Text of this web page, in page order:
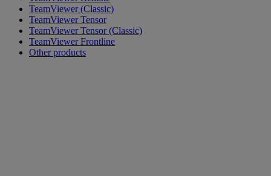
TeamViewer (Classic)
TeamViewer Tensor
TeamViewer Tensor (Classic)
TeamViewer Frontline
Other products